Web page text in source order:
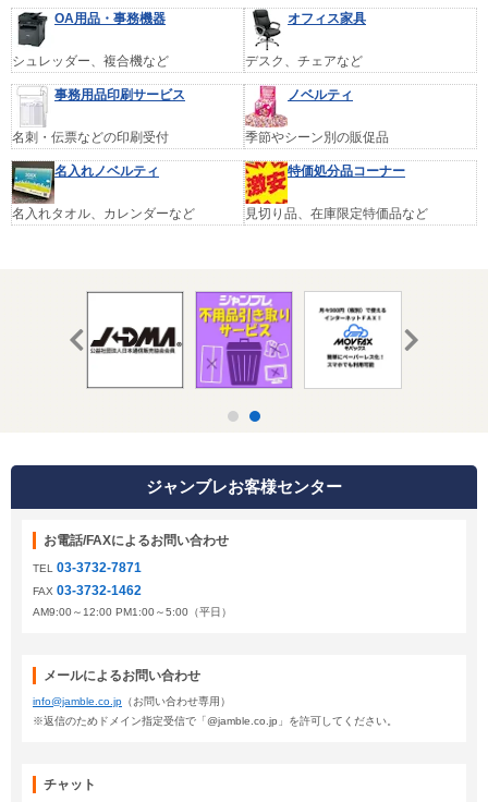
OA用品・事務機器
シュレッダー、複合機など
オフィス家具
デスク、チェアなど
事務用品印刷サービス
名刺・伝票などの印刷受付
ノベルティ
季節やシーン別の販促品
名入れノベルティ
名入れタオル、カレンダーなど
特価処分品コーナー
見切り品、在庫限定特価品など
ジャンブレお客様センター
お電話/FAXによるお問い合わせ
TEL 03-3732-7871
FAX 03-3732-1462
AM9:00～12:00 PM1:00～5:00（平日）
メールによるお問い合わせ
info@jamble.co.jp （お問い合わせ専用）
※返信のためドメイン指定受信で「@jamble.co.jp」を許可してください。
チャット